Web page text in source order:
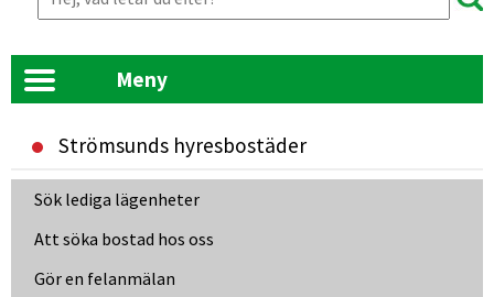
Meny
Strömsunds hyresbostäder
Sök lediga lägenheterLänk till annan webbplats, öppnas i
Att söka bostad hos oss
Gör en felanmälan